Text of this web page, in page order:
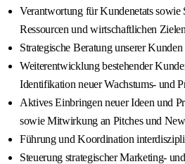
Verantwortung für Kundenetats sowie
Ressourcen und wirtschaftlichen Zielen
Strategische Beratung unserer
Weiterentwicklung bestehender
Identifikation neuer Wachstums- und
Aktives Einbringen neuer Ideen und
sowie Mitwirkung an Pitches und
Führung und Koordination
Steuerung strategischer Marketing-